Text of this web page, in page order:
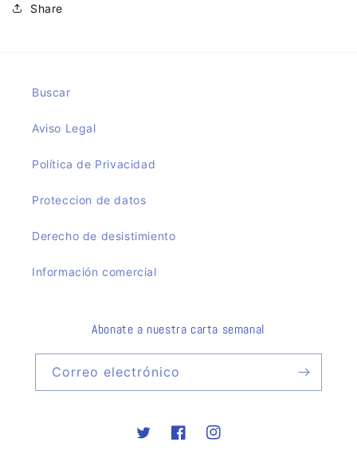
Share
Buscar
Aviso Legal
Política de Privacidad
Proteccion de datos
Derecho de desistimiento
Información comercial
Abonate a nuestra carta semanal
Correo electrónico
TwitterFacebookInstagram